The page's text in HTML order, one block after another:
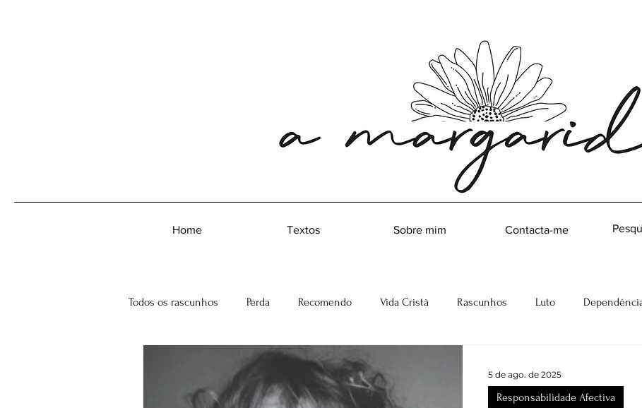
Home Textos Sobre mim Contacta-me
Todos os rascunhos Perda Recomendo Vida Cristã Rascunhos Luto
Poesia Vergonha Reflexão
Responsabilidade Afectiva
5 de ago. de 2025